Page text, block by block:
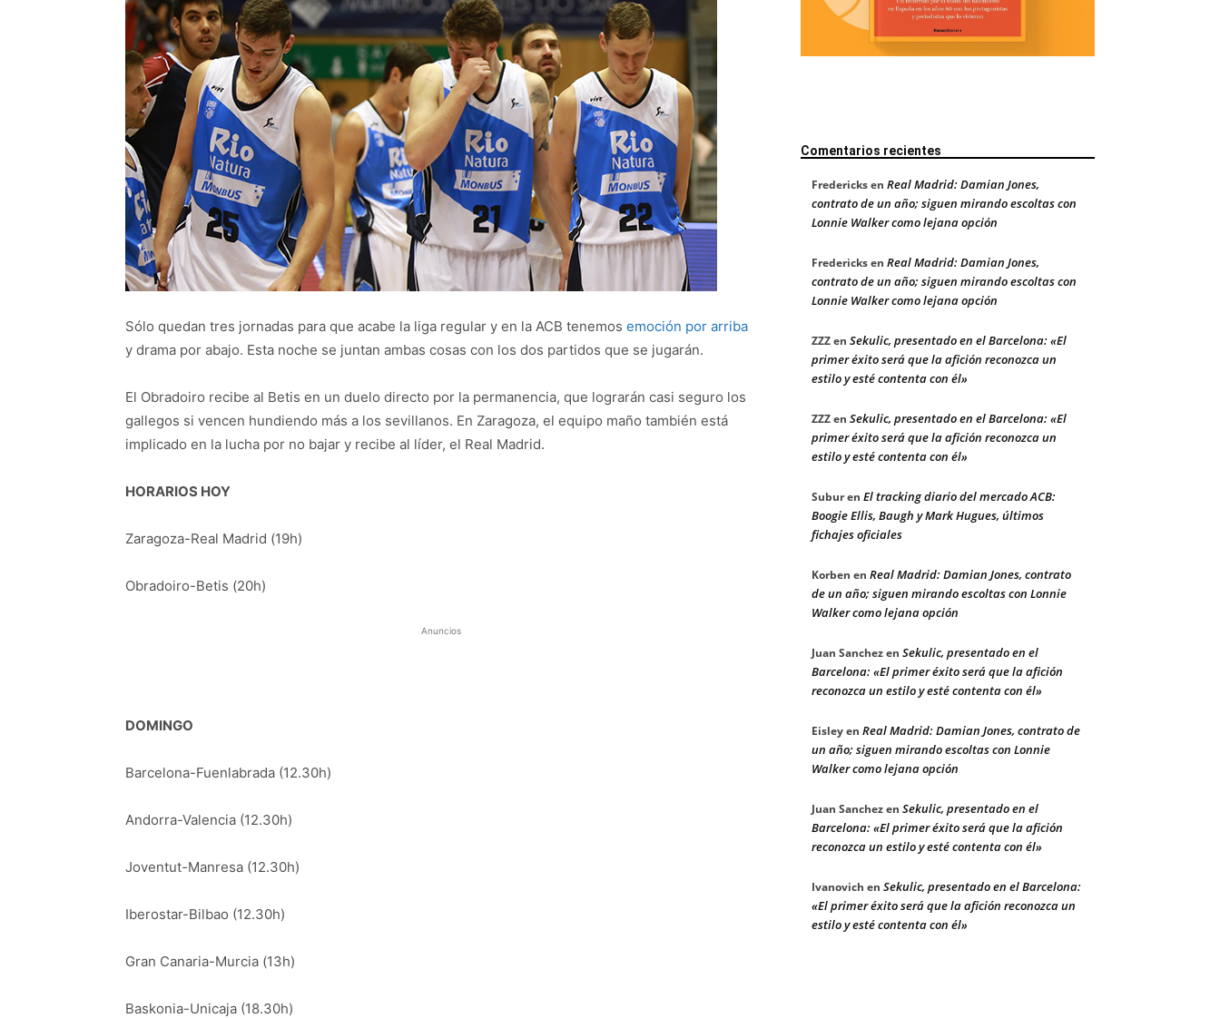
Sólo quedan tres jornadas para que acabe la liga regular y en la ACB tenemos emoción por arriba
y drama por abajo. Esta noche se juntan ambas cosas con los dos partidos que se jugarán.
El Obradoiro recibe al Betis en un duelo directo por la permanencia, que lograrán casi seguro los
gallegos si vencen hundiendo más a los sevillanos. En Zaragoza, el equipo maño también está
implicado en la lucha por no bajar y recibe al líder, el Real Madrid.
HORARIOS HOY
Zaragoza-Real Madrid (19h)
Obradoiro-Betis (20h)
Anuncios
DOMINGO
Barcelona-Fuenlabrada (12.30h)
Andorra-Valencia (12.30h)
Joventut-Manresa (12.30h)
Iberostar-Bilbao (12.30h)
Gran Canaria-Murcia (13h)
Baskonia-Unicaja (18.30h)
Comentarios recientes
Fredericksen Real Madrid: Damian Jones,
contrato de un año; siguen mirando escoltas con
Lonnie Walker como lejana opción
Fredericksen Real Madrid: Damian Jones,
contrato de un año; siguen mirando escoltas con
Lonnie Walker como lejana opción
ZZZen Sekulic, presentado en el Barcelona: «El
primer éxito será que la afición reconozca un
estilo y esté contenta con él»
ZZZen Sekulic, presentado en el Barcelona: «El
primer éxito será que la afición reconozca un
estilo y esté contenta con él»
Suburen El tracking diario del mercado ACB:
Boogie Ellis, Baugh y Mark Hugues, últimos
fichajes oficiales
Korben en Real Madrid: Damian Jones, contrato
de un año; siguen mirando escoltas con Lonnie
Walker como lejana opción
Juan Sanchezen Sekulic, presentado en el
Barcelona: «El primer éxito será que la afición
reconozca un estilo y esté contenta con él»
Eisleyen Real Madrid: Damian Jones, contrato de
un año; siguen mirando escoltas con Lonnie
Walker como lejana opción
Juan Sanchezen Sekulic, presentado en el
Barcelona: «El primer éxito será que la afición
reconozca un estilo y esté contenta con él»
Ivanovich en Sekulic, presentado en el Barcelona:
«El primer éxito será que la afición reconozca un
estilo y esté contenta con él»